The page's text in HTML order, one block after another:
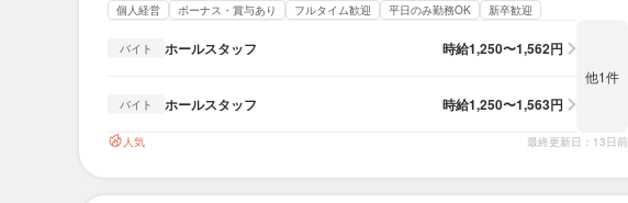
個人経営 ボーナス・賞与あり フルタイム歓迎 平日のみ勤務OK 新卒歓迎
バイト ホールスタッフ 時給1,250〜1,562円
バイト ホールスタッフ 時給1,250〜1,563円
他1件
人気 最終更新日：13日前